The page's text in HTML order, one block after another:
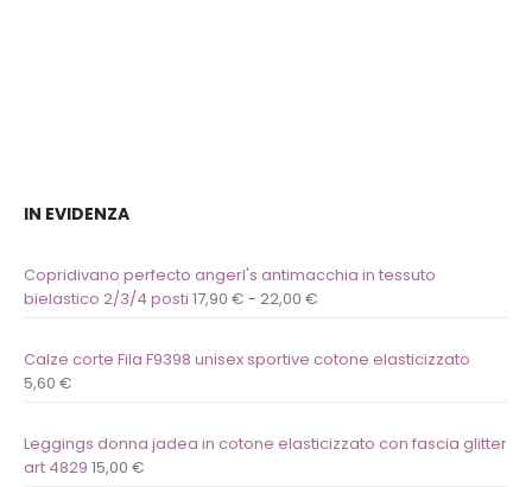
IN EVIDENZA
Copridivano perfecto angerl's antimacchia in tessuto
bielastico 2/3/4 posti 17,90 € - 22,00 €
Calze corte Fila F9398 unisex sportive cotone elasticizzato
5,60 €
Leggings donna jadea in cotone elasticizzato con fascia glitter
art 4829 15,00 €